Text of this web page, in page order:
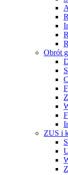
Obrót
ZUS i